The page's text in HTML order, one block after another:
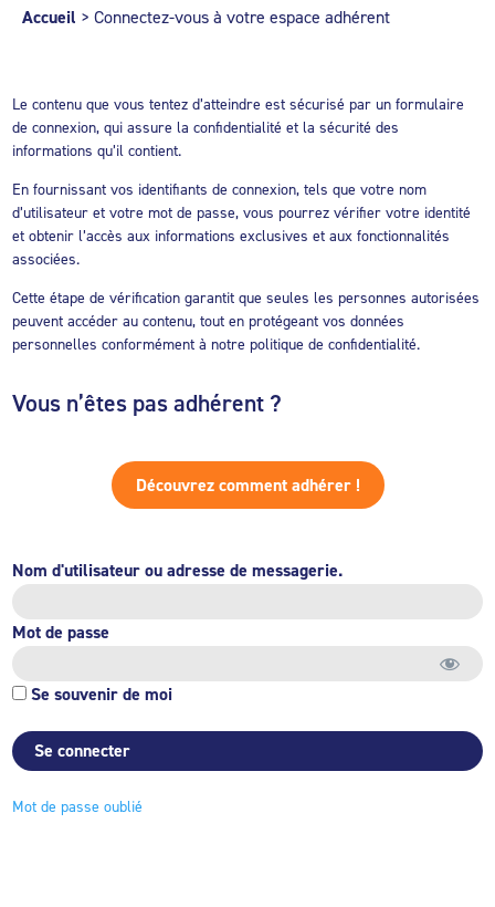
Accueil > Connectez-vous à votre espace adhérent
Le contenu que vous tentez d’atteindre est sécurisé par un formulaire
de connexion, qui assure la confidentialité et la sécurité des
informations qu’il contient.
En fournissant vos identifiants de connexion, tels que votre nom
d’utilisateur et votre mot de passe, vous pourrez vérifier votre identité
et obtenir l’accès aux informations exclusives et aux fonctionnalités
associées.
Cette étape de vérification garantit que seules les personnes autorisées
peuvent accéder au contenu, tout en protégeant vos données
personnelles conformément à notre politique de confidentialité.
Vous n’êtes pas adhérent ?
Découvrez comment adhérer !
Nom d'utilisateur ou adresse de messagerie.
Mot de passe
Se souvenir de moi
Mot de passe oublié